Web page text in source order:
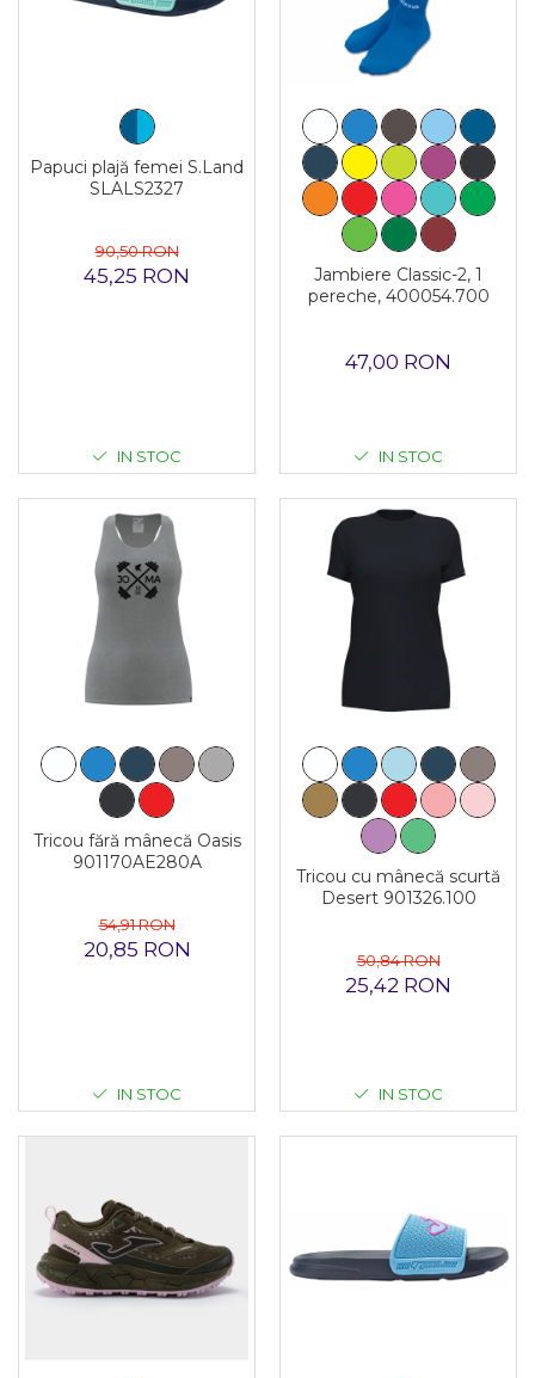
Papuci plajă femei S.Land
SLALS2327
90,50 RON
45,25 RON
IN STOC
Jambiere Classic-2, 1
pereche, 400054.700
47,00 RON
IN STOC
Tricou fără mânecă Oasis
901170AE280A
54,91 RON
20,85 RON
IN STOC
Tricou cu mânecă scurtă
Desert 901326.100
50,84 RON
25,42 RON
IN STOC